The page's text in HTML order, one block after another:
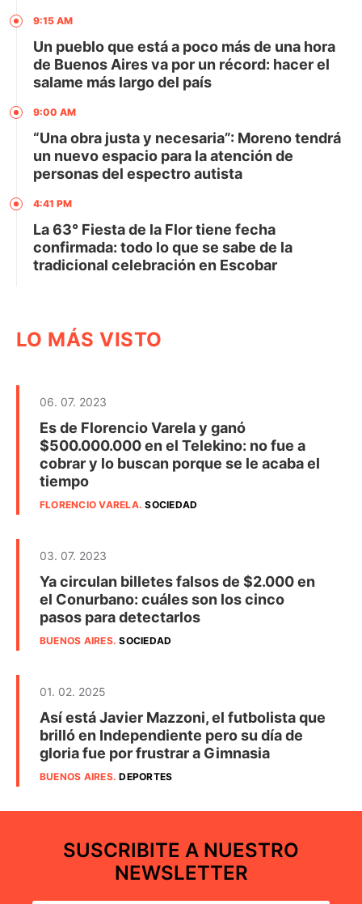
9:15 AM
Un pueblo que está a poco más de una hora
de Buenos Aires va por un récord: hacer el
salame más largo del país
9:00 AM
“Una obra justa y necesaria”: Moreno tendrá
un nuevo espacio para la atención de
personas del espectro autista
4:41 PM
La 63° Fiesta de la Flor tiene fecha
confirmada: todo lo que se sabe de la
tradicional celebración en Escobar
LO MÁS VISTO
06. 07. 2023
Es de Florencio Varela y ganó
$500.000.000 en el Telekino: no fue a
cobrar y lo buscan porque se le acaba el
tiempo
FLORENCIO VARELA.SOCIEDAD
03. 07. 2023
Ya circulan billetes falsos de $2.000 en
el Conurbano: cuáles son los cinco
pasos para detectarlos
BUENOS AIRES.SOCIEDAD
01. 02. 2025
Así está Javier Mazzoni, el futbolista que
brilló en Independiente pero su día de
gloria fue por frustrar a Gimnasia
BUENOS AIRES.DEPORTES
SUSCRIBITE A NUESTRO
NEWSLETTER